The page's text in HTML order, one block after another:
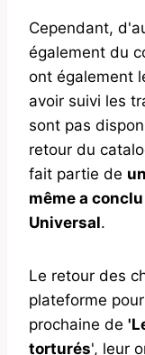
Cependant,
également du
ont également
avoir suivi les
sont pas
retour du
fait partie de
même a
Universal.
Le retour des
plateforme
prochaine de
torturés', leur